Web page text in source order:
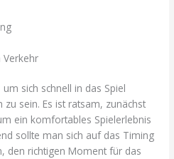
sich schnell in das Spiel
sein. Es ist ratsam, zunächst
ein komfortables Spielerlebnis
sollte man sich auf das Timing
den richtigen Moment für das